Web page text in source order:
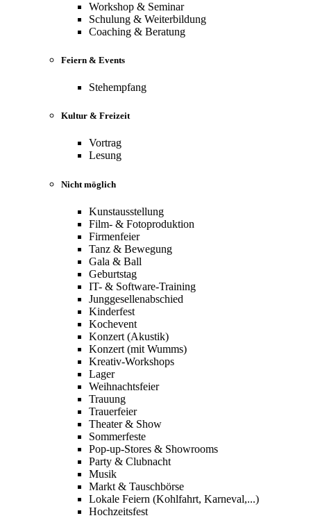
Workshop & Seminar
Schulung & Weiterbildung
Coaching & Beratung
Feiern & Events
Stehempfang
Kultur & Freizeit
Vortrag
Lesung
Nicht möglich
Kunstausstellung
Film- & Fotoproduktion
Firmenfeier
Tanz & Bewegung
Gala & Ball
Geburtstag
IT- & Software-Training
Junggesellenabschied
Kinderfest
Kochevent
Konzert (Akustik)
Konzert (mit Wumms)
Kreativ-Workshops
Lager
Weihnachtsfeier
Trauung
Trauerfeier
Theater & Show
Sommerfeste
Pop-up-Stores & Showrooms
Party & Clubnacht
Musik
Markt & Tauschbörse
Lokale Feiern (Kohlfahrt, Karneval,...)
Hochzeitsfest